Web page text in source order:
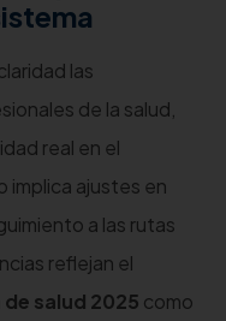
las
de la salud,
real en el
implica ajustes en
a las rutas
reflejan el
salud 2025 como